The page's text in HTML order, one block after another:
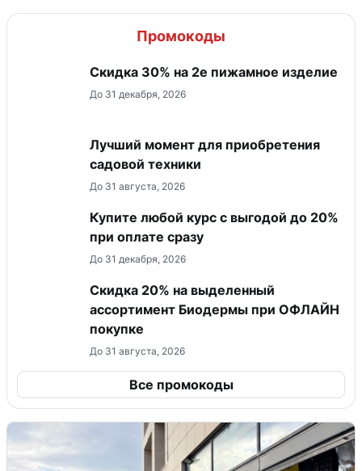
Промокоды
Скидка 30% на 2е пижамное изделие
До 31 декабря, 2026
Лучший момент для приобретения
садовой техники
До 31 августа, 2026
Купите любой курс с выгодой до 20%
при оплате сразу
До 31 декабря, 2026
Скидка 20% на выделенный
ассортимент Биодермы при ОФЛАЙН
покупке
До 31 августа, 2026
Все промокоды